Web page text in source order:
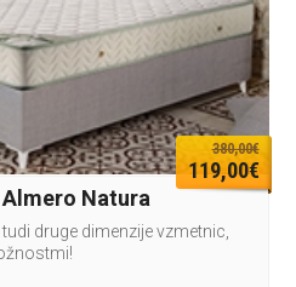
380,00€
119,00€
Natura
druge dimenzije vzmetnic,